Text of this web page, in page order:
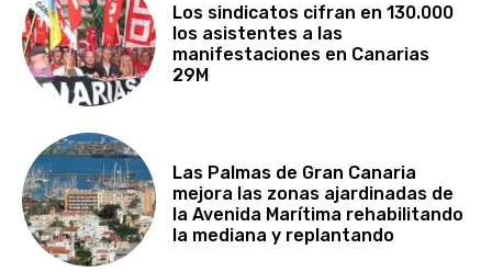
Los sindicatos cifran en 130.000
los asistentes a las
manifestaciones en Canarias
29M
Las Palmas de Gran Canaria
mejora las zonas ajardinadas de
la Avenida Marítima rehabilitando
la mediana y replantando